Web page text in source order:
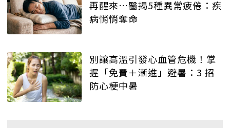
再醒來…醫揭5種異常疲倦：疾
病悄悄奪命
別讓高溫引發心血管危機！掌
握「免費＋漸進」避暑：3 招
防心梗中暑